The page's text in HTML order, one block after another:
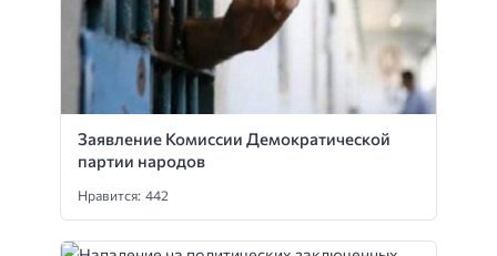
Заявление Комиссии Демократической
партии народов
Нравится: 442